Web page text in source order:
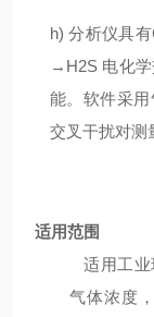
h) 分析仪具有
→ H2S 电化
能。软件采
交叉干扰对测
适用范围
适用工
气体浓度